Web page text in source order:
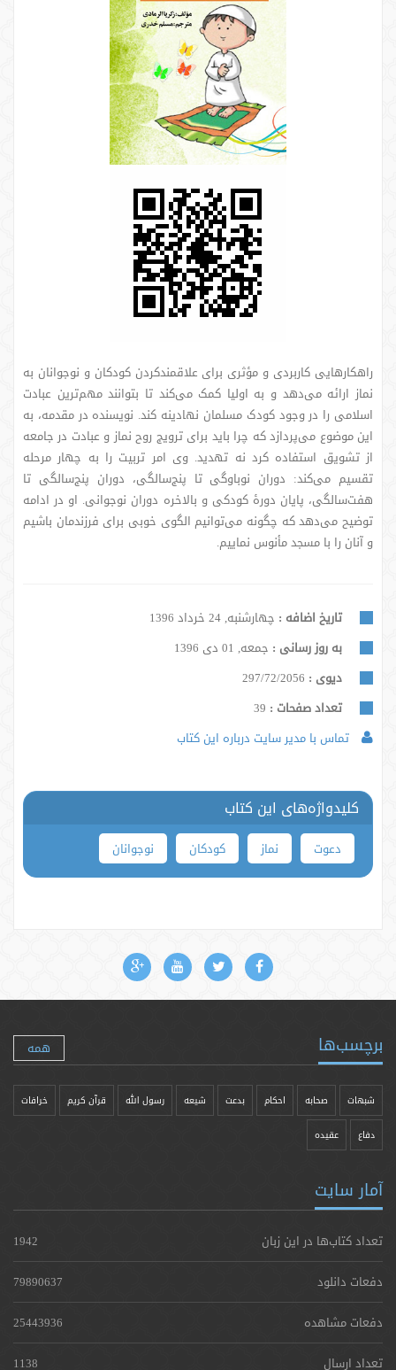
راهکارهایی کاربردی و مؤثری برای علاقمندکردن کودکان و نوجوانان به
نماز ارائه می‌دهد و به اولیا کمک می‌کند تا بتوانند مهم‌ترین عبادت
اسلامی را در وجود کودک مسلمان نهادینه کند. نویسنده در مقدمه، به
این موضوع می‌پردازد که چرا باید برای ترویج روح نماز و عبادت در جامعه
از تشویق استفاده کرد نه تهدید. وی امر تربیت را به چهار مرحله
تقسیم می‌کند: دوران نوباوگی تا پنج‌سالگی، دوران پنج‌سالگی تا
هفت‌سالگی، پایان دورۀ کودکی و بالاخره دوران نوجوانی. او در ادامه
توضیح می‌دهد که چگونه می‌توانیم الگوی خوبی برای فرزندمان باشیم
و آنان را با مسجد مأنوس نماییم.
تاریخ اضافه : چهارشنبه, 24 خرداد 1396
به روز رسانی : جمعه, 01 دی 1396
دیوی : 297/72/2056
تعداد صفحات :
تماس با مدیر سایت درباره این کتاب
کلیدواژه‌های این کتاب
دعوت نماز کودکان نوجوانان
برچسب‌ها همه
شبهات صحابه احکام بدعت شیعه رسول الله قرآن کریم خرافات
دفاع عقیده
آمار سایت
تعداد کتاب‌ها در این زبان
1942
دفعات دانلود
79890637
دفعات مشاهده
25443936
تعداد ارسال
1138